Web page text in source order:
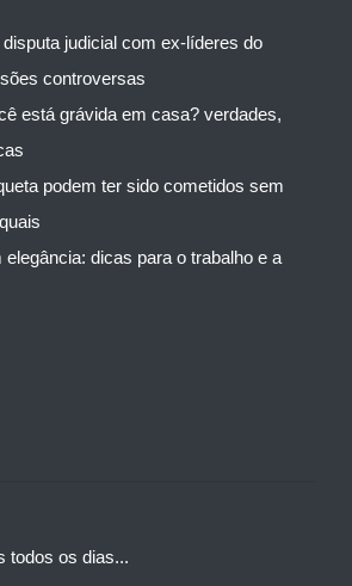
judicial com ex-líderes do
controversas
está grávida em casa? verdades,
podem ter sido cometidos sem
dicas para o trabalho e a
todos os dias...